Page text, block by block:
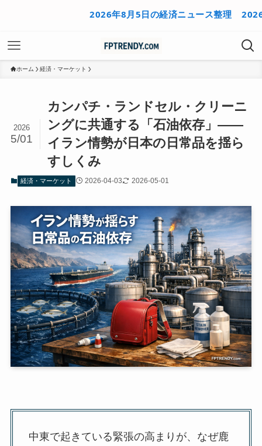
2026年8月5日の経済ニュース整理 2026年8月
ホーム 経済・マーケット
カンパチ・ランドセル・クリーニ
ングに共通する「石油依存」——
イラン情勢が日本の日常品を揺ら
すしくみ
2026
5/01
経済・マーケット 2026-04-03 2026-05-01
中東で起きている緊張の高まりが、なぜ鹿